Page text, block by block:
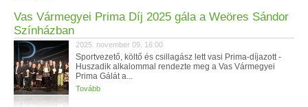
Vas Vármegyei Prima Díj 2025 gála a Weöres Sándor
Színházban
2025. november 09. 16:00
Sportvezető, költő és csillagász lett vasi Prima-díjazott -
Huszadik alkalommal rendezte meg a Vas Vármegyei
Prima Gálát a...
Tovább